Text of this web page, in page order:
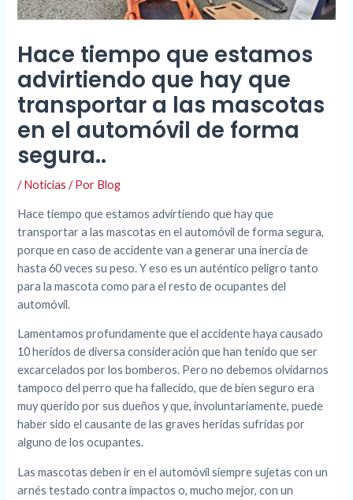
Hace tiempo que estamos
advirtiendo que hay que
transportar a las mascotas
en el automóvil de forma
segura..
/Noticias / Por Blog
Hace tiempo que estamos advirtiendo que hay que
transportar a las mascotas en el automóvil de forma segura,
porque en caso de accidente van a generar una inercia de
hasta 60 veces su peso. Y eso es un auténtico peligro tanto
para la mascota como para el resto de ocupantes del
automóvil.
Lamentamos profundamente que el accidente haya causado
10 heridos de diversa consideración que han tenido que ser
excarcelados por los bomberos. Pero no debemos olvidarnos
tampoco del perro que ha fallecido, que de bien seguro era
muy querido por sus dueños y que, involuntariamente, puede
haber sido el causante de las graves heridas sufridas por
alguno de los ocupantes.
Las mascotas deben ir en el automóvil siempre sujetas con un
arnés testado contra impactos o, mucho mejor, con un